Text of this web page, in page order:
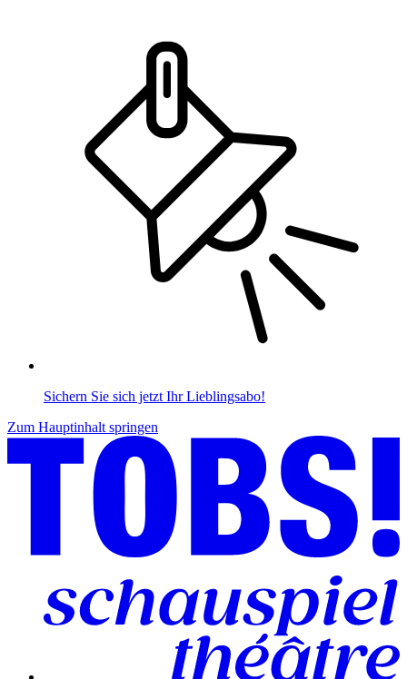
Sichern Sie sich jetzt Ihr Lieblingsabo!
Zum Hauptinhalt springen